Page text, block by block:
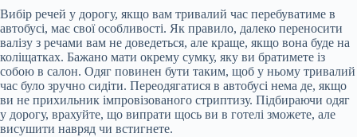
Вибір речей у дорогу, якщо вам тривалий час перебуватиме в
автобусі, має свої особливості. Як правило, далеко переносити
валізу з речами вам не доведеться, але краще, якщо вона буде на
коліщатках. Бажано мати окрему сумку, яку ви братимете із
собою в салон. Одяг повинен бути таким, щоб у ньому тривалий
час було зручно сидіти. Переодягатися в автобусі нема де, якщо
ви не прихильник імпровізованого стриптизу. Підбираючи одяг
у дорогу, врахуйте, що випрати щось ви в готелі зможете, але
висушити навряд чи встигнете.